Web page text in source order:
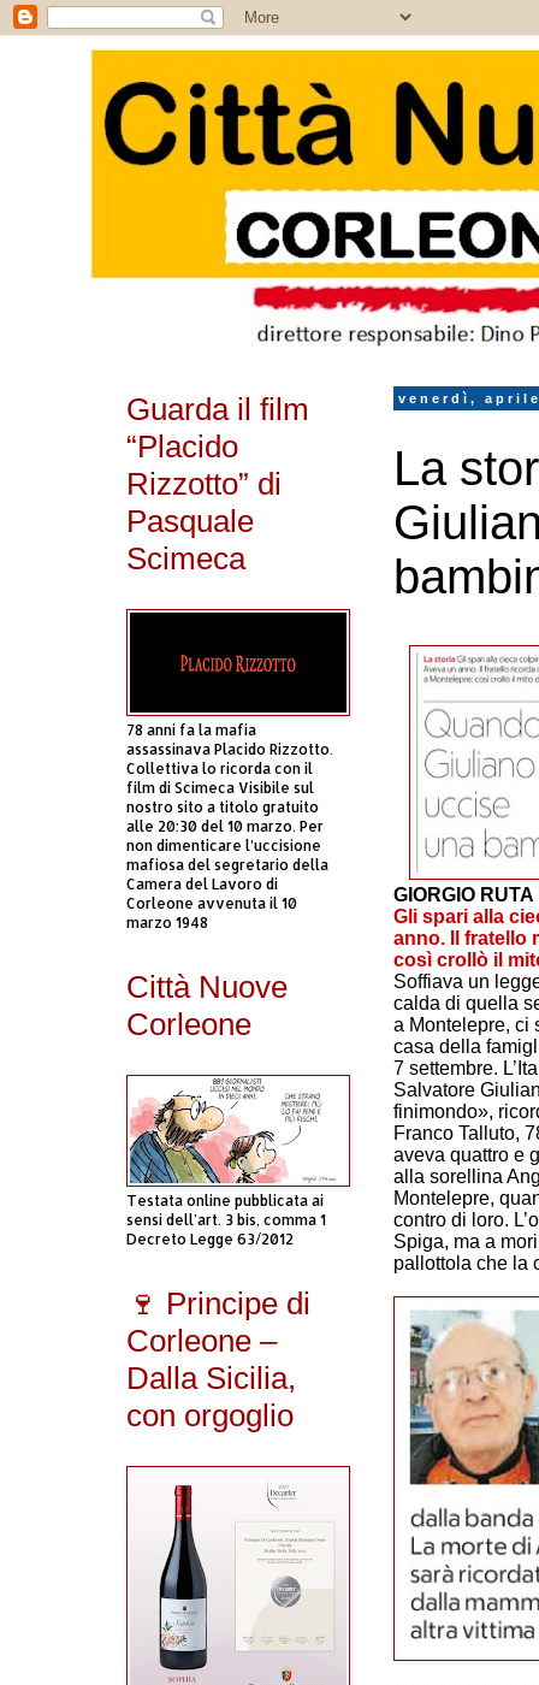
venerdì,
La
GIORGIO RUTA
Gli spari alla
anno. Il fratello
così crollò il
Soffiava un
calda di quella
a Montelepre, ci
casa della
7 settembre.
Salvatore
finimondo»,
Franco Talluto,
aveva quattro e
alla sorellina
Montelepre,
contro di loro.
Spiga, ma a
pallottola che la
Guarda il film
“Placido
Rizzotto” di
Pasquale
Scimeca
78 anni fa la mafia
assassinava Placido Rizzotto.
Collettiva lo ricorda con il
film di Scimeca Visibile sul
nostro sito a titolo gratuito
alle 20:30 del 10 marzo. Per
non dimenticare l’uccisione
mafiosa del segretario della
Camera del Lavoro di
Corleone avvenuta il 10
marzo 1948
Città Nuove
Corleone
Testata online pubblicata ai
sensi dell'art. 3 bis, comma 1
Decreto Legge 63/2012
🍷 Principe di
Corleone –
Dalla Sicilia,
con orgoglio